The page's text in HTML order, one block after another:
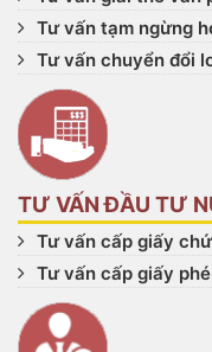
Tư vấn tạm ngừng
Tư vấn chuyển đổi
TƯ VẤN ĐẦU TƯ
Tư vấn cấp giấy
Tư vấn cấp giấy